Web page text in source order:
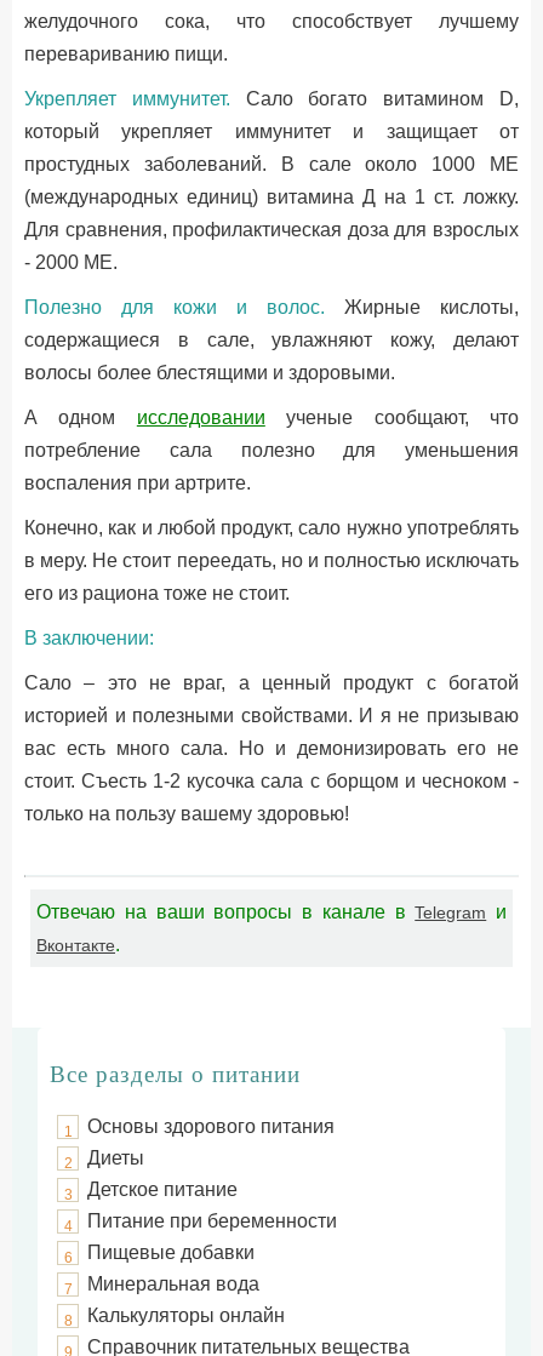
желудочного сока, что способствует лучшему
перевариванию пищи.
Укрепляет иммунитет. Сало богато витамином D,
который укрепляет иммунитет и защищает от
простудных заболеваний. В сале около 1000 МЕ
(международных единиц) витамина Д на 1 ст. ложку.
Для сравнения, профилактическая доза для взрослых
- 2000 МЕ.
Полезно для кожи и волос. Жирные кислоты,
содержащиеся в сале, увлажняют кожу, делают
волосы более блестящими и здоровыми.
А одном исследовании ученые сообщают, что
потребление сала полезно для уменьшения
воспаления при артрите.
Конечно, как и любой продукт, сало нужно употреблять
в меру. Не стоит переедать, но и полностью исключать
его из рациона тоже не стоит.
В заключении:
Сало – это не враг, а ценный продукт с богатой
историей и полезными свойствами. И я не призываю
вас есть много сала. Но и демонизировать его не
стоит. Съесть 1-2 кусочка сала с борщом и чесноком -
только на пользу вашему здоровью!
Отвечаю на ваши вопросы в канале вTelegram и
Вконтакте.
Все разделы о питании
1 Основы здорового питания
2 Диеты
3 Детское питание
4 Питание при беременности
6 Пищевые добавки
7 Минеральная вода
8 Калькуляторы онлайн
9 Справочник питательных вещества